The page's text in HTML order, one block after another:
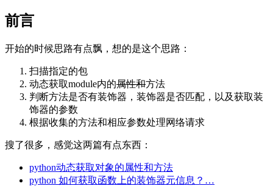
前言
开始的时候思路有点飘，想的是这个思路：
扫描指定的包
动态获取module内的属性和方法
判断方法是否有装饰器，装饰器是否匹配，以及获取装
饰器的参数
根据收集的方法和相应参数处理网络请求
搜了很多，感觉这两篇有点东西：
python动态获取对象的属性和方法
python 如何获取函数上的装饰器元信息？…